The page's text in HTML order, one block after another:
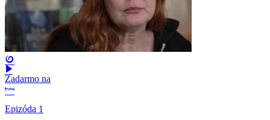
Zadarmo na
Epizóda 1